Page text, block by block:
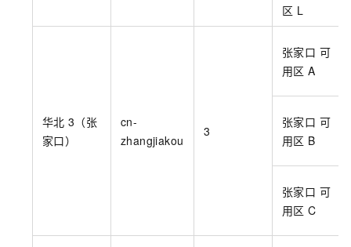
区 L
华北 3（张
家口）
cn-
zhangjiakou
3
张家口 可
用区 A
张家口 可
用区 B
张家口 可
用区 C